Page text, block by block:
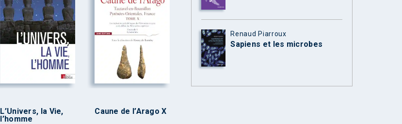
L’Univers, la Vie,
l’homme
Caune de l’Arago X
Renaud Piarroux
Sapiens et les microbes